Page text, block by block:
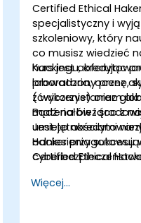
Certified Ethical
specjalistyczny i
szkoleniowy, który
co musisz wiedzieć
hackingu, oferując
laboratoria, ocenę,
(ćwiczenie) oraz
Bądź na bieżąco z
umiejętnościami
odniesienia sukcesu
Kurs jest
prowadzony przez
z wykorzystaniem
materiałów i
Jest to
Hacker
Certified Ethical
Więcej...